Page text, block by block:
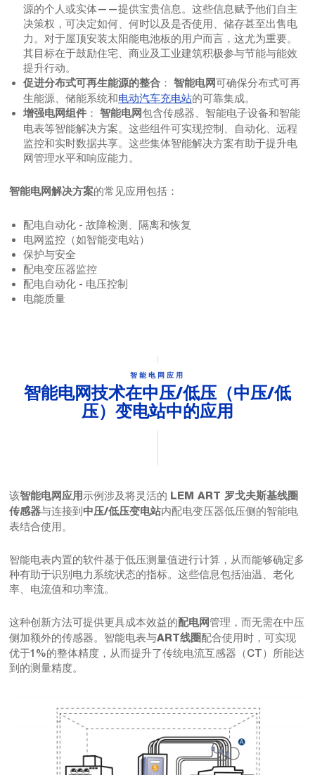
源的个人或实体——提供宝贵信息。这些信息赋予他们自主
决策权，可决定如何、何时以及是否使用、储存甚至出售电
力。对于屋顶安装太阳能电池板的用户而言，这尤为重要。
其目标在于鼓励住宅、商业及工业建筑积极参与节能与能效
提升行动。
促进分布式可再生能源的整合 ： 智能电网可确保分布式可再
生能源、储能系统和电动汽车充电站的可靠集成。
增强电网组件 ： 智能电网包含传感器、智能电子设备和智能
电表等智能解决方案。这些组件可实现控制、自动化、远程
监控和实时数据共享。这些集体智能解决方案有助于提升电
网管理水平和响应能力。
智能电网解决方案的常见应用包括：
配电自动化 - 故障检测、隔离和恢复
电网监控（如智能变电站）
保护与安全
配电变压器监控
配电自动化 - 电压控制
电能质量
智能电网应用
智能电网技术在中压/低压（中压/低
压）变电站中的应用
该智能电网应用 示例涉及将灵活的 LEM ART 罗戈夫斯基线圈
传感器与连接到 中压/低压变电站内配电变压器低压侧的智能电
表结合使用。
智能电表内置的软件基于低压测量值进行计算，从而能够确定多
种有助于识别电力系统状态的指标。这些信息包括油温、老化
率、电流值和功率流。
这种创新方法可提供更具成本效益的配电网管理，而无需在中压
侧加额外的传感器。智能电表与ART线圈配合使用时，可实现
优于1%的整体精度，从而提升了传统电流互感器（CT）所能达
到的测量精度。